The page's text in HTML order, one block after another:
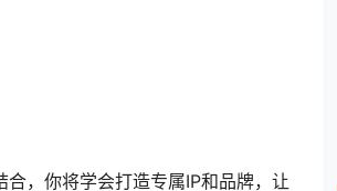
，你将学会打造专属IP和品牌，让